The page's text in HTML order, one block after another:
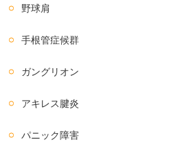
野球肩
手根管症候群
ガングリオン
アキレス腱炎
パニック障害